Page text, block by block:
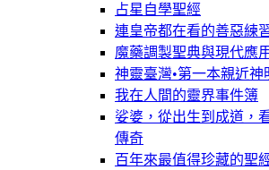
占星自學聖經
連皇帝都在看的善惡練
魔藥調製聖典與現代應
神靈臺灣•第一本親近神
我在人間的靈界事件簿
娑婆，從出生到成道，
傳奇
百年來最值得珍藏的聖